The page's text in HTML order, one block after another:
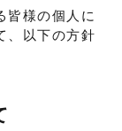
皆様の個人に
、以下の方針